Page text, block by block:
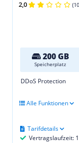
2,0
200 GB
Speicherplatz
DDoS Protection
Alle Funktionen
Vertragslaufzeit:
Tarifdetails